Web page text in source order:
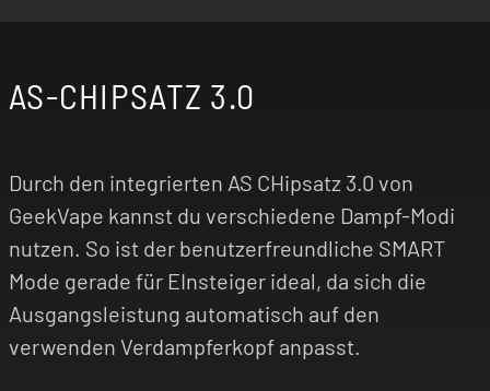
AS-CHIPSATZ 3.0
Durch den integrierten AS CHipsatz 3.0 von
GeekVape kannst du verschiedene Dampf-Modi
nutzen. So ist der benutzerfreundliche SMART
Mode gerade für EInsteiger ideal, da sich die
Ausgangsleistung automatisch auf den
verwenden Verdampferkopf anpasst.